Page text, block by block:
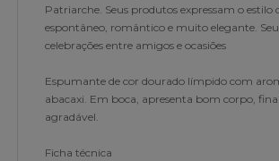
Patriarche. Seus produtos expressam o estilo
espontâneo, romântico e muito elegante.
celebrações entre amigos e ocasiões
Espumante de cor dourado límpido com
abacaxi. Em boca, apresenta bom corpo,
agradável.
Ficha técnica